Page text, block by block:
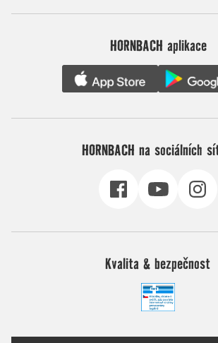
HORNBACH aplikace
HORNBACH na sociálních
Kvalita & bezpečnost